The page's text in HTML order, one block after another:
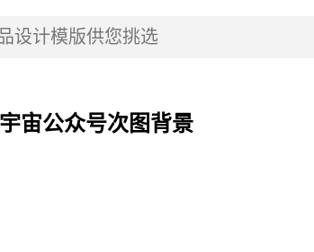
宙公众号次图背景